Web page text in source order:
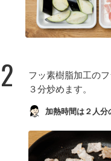
2
フッ素樹脂加工の
３分炒めます。
加熱時間は２人分